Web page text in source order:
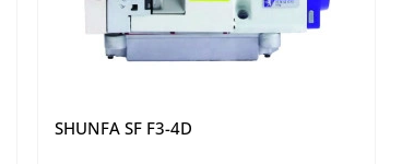
SHUNFA SF F3-4D